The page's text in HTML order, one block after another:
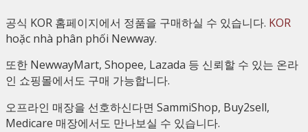
공식 KOR 홈페이지에서 정품을 구매하실 수 있습니다. KOR
hoặc nhà phân phối Newway.
또한 NewwayMart, Shopee, Lazada 등 신뢰할 수 있는 온라
인 쇼핑몰에서도 구매 가능합니다.
오프라인 매장을 선호하신다면 SammiShop, Buy2sell,
Medicare 매장에서도 만나보실 수 있습니다.